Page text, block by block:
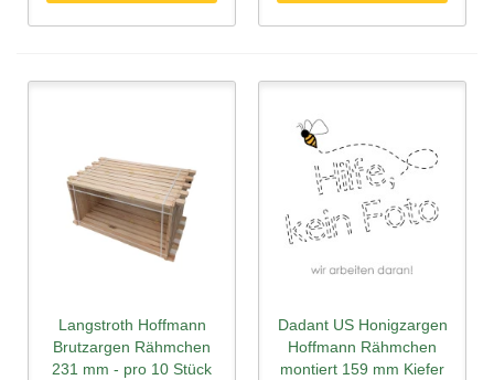
Langstroth Hoffmann
Brutzargen Rähmchen
231 mm - pro 10 Stück
Dadant US Honigzargen
Hoffmann Rähmchen
montiert 159 mm Kiefer